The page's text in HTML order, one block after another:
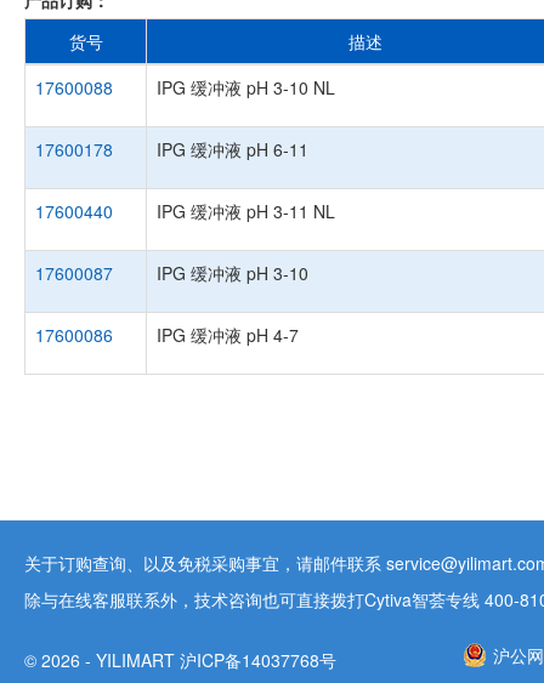
货号
描述
17600088
IPG 缓冲液 pH 3-10 NL
17600178 IPG 缓冲液 pH 6-11
17600440 IPG 缓冲液 pH 3-11 NL
17600087 IPG 缓冲液 pH 3-10
17600086 IPG 缓冲液 pH 4-7
关于订购查询、以及免税采购事宜，请邮件联系
除与在线客服联系外，技术咨询也可直接拨打Cytiva智荟专线 400-
© 2026 - YILIMART 沪ICP备14037768号 沪公